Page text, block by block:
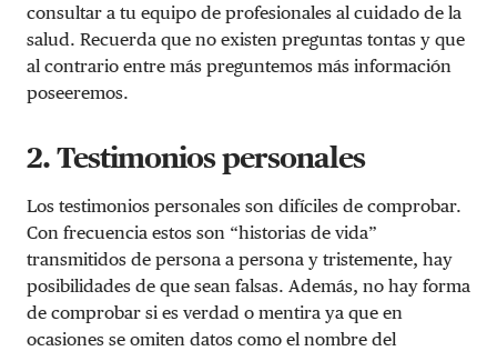
consultar a tu equipo de profesionales al cuidado de la
salud. Recuerda que no existen preguntas tontas y que
al contrario entre más preguntemos más información
poseeremos.
2. Testimonios personales
Los testimonios personales son difíciles de comprobar.
Con frecuencia estos son “historias de vida”
transmitidos de persona a persona y tristemente, hay
posibilidades de que sean falsas. Además, no hay forma
de comprobar si es verdad o mentira ya que en
ocasiones se omiten datos como el nombre del